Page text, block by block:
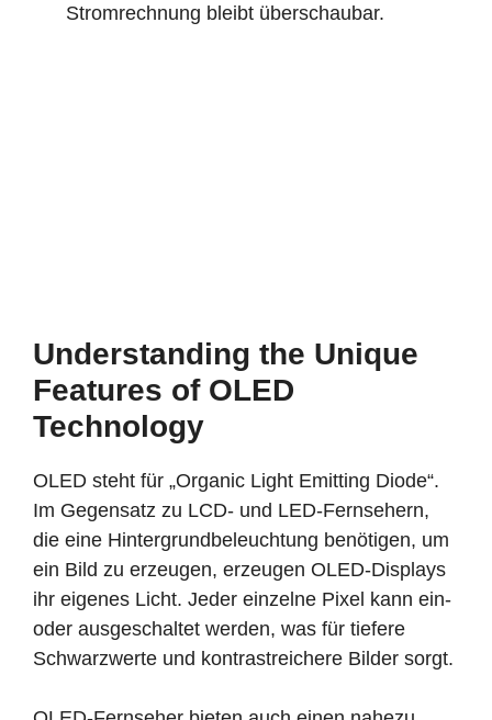
Stromrechnung bleibt überschaubar.
Understanding the Unique
Features of OLED
Technology
OLED steht für „Organic Light Emitting Diode“.
Im Gegensatz zu LCD- und LED-Fernsehern,
die eine Hintergrundbeleuchtung benötigen, um
ein Bild zu erzeugen, erzeugen OLED-Displays
ihr eigenes Licht. Jeder einzelne Pixel kann ein-
oder ausgeschaltet werden, was für tiefere
Schwarzwerte und kontrastreichere Bilder sorgt.